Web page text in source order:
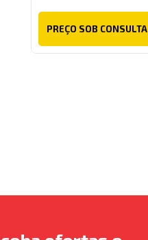
PREÇO SOB CONSULTA